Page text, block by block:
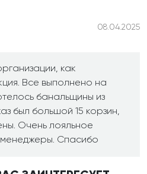
08.04.2025
как
Все выполнено на
банальщины из
был большой 15 корзин,
Очень лояльное
Спасибо